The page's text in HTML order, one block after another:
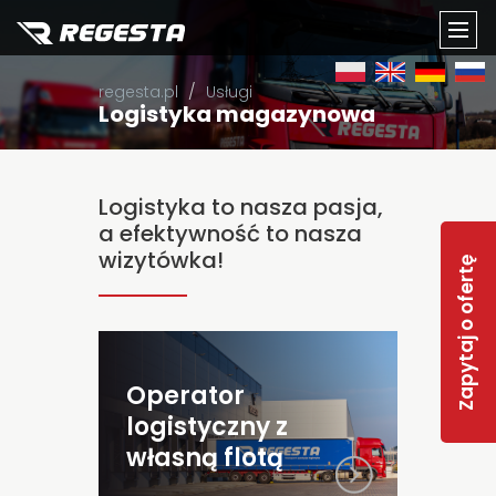
Zapytaj o ofertę
regesta.pl Usługi
Logistyka magazynowa
Logistyka to nasza pasja,
a efektywność to nasza
wizytówka!
Operator
logistyczny z
własną flotą
Twoje towary są gotowe do wyjazdu w
każdej chwili dzięki naszej flocie.
Eliminujesz ryzyko przestojów i zyskujesz
przewagę operacyjną.